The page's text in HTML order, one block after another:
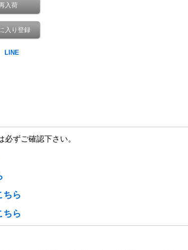
入荷
入り登録
ずご確認下さい。
ちら
ちら